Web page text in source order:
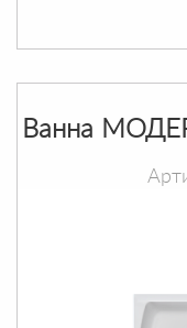
Ванна